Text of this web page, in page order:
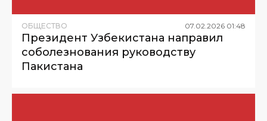
ОБЩЕСТВО 07 02 2026 01:48
Президент Узбекистана направил
соболезнования руководству
Пакистана